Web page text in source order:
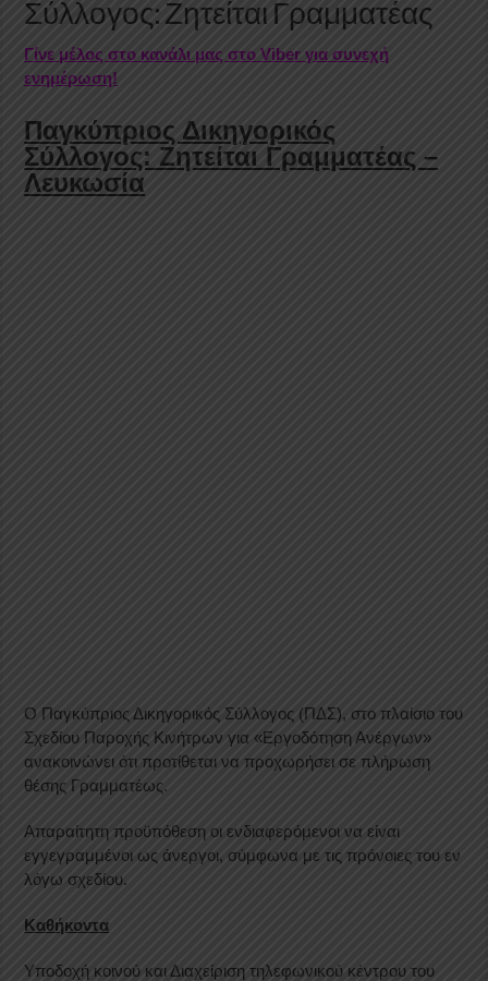
Σύλλογος: Ζητείται Γραμματέας
Γίνε μέλος στο κανάλι μας στο Viber για συνεχή
ενημέρωση!
Παγκύπριος Δικηγορικός
Σύλλογος: Ζητείται Γραμματέας –
Λευκωσία
Ο Παγκύπριος Δικηγορικός Σύλλογος (ΠΔΣ), στο πλαίσιο του
Σχεδίου Παροχής Κινήτρων για «Εργοδότηση Ανέργων»
ανακοινώνει ότι προτίθεται να προχωρήσει σε πλήρωση
θέσης Γραμματέως.
Απαραίτητη προϋπόθεση οι ενδιαφερόμενοι να είναι
εγγεγραμμένοι ως άνεργοι, σύμφωνα με τις πρόνοιες του εν
λόγω σχεδίου.
Καθήκοντα
Υποδοχή κοινού και Διαχείριση τηλεφωνικού κέντρου του